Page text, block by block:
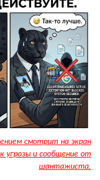
смотрит на экран
угрозы и сообщение от
шантажиста.